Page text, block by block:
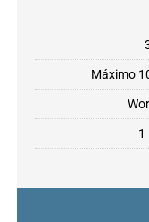
Máximo
1